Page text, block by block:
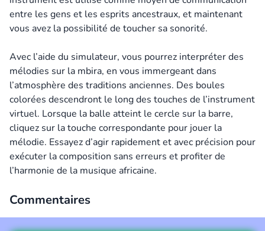
entre les gens et les esprits ancestraux, et maintenant
vous avez la possibilité de toucher sa sonorité.
Avec l’aide du simulateur, vous pourrez interpréter des
mélodies sur la mbira, en vous immergeant dans
l’atmosphère des traditions anciennes. Des boules
colorées descendront le long des touches de l’instrument
virtuel. Lorsque la balle atteint le cercle sur la barre,
cliquez sur la touche correspondante pour jouer la
mélodie. Essayez d’agir rapidement et avec précision pour
exécuter la composition sans erreurs et profiter de
l’harmonie de la musique africaine.
Commentaires